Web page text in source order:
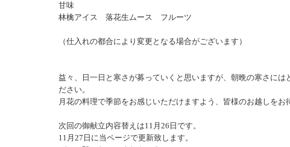
甘味
林檎アイス 落花生ムース フルーツ
（仕入れの都合により変更となる場合がございます）
益々、日一日と寒さが募っていくと思いますが、朝晩の寒さには
ださい。
月花の料理で季節をお感じいただけますよう、皆様のお越しをお
次回の御献立内容替えは11月26日です。
11月27日に当ページで更新致します。